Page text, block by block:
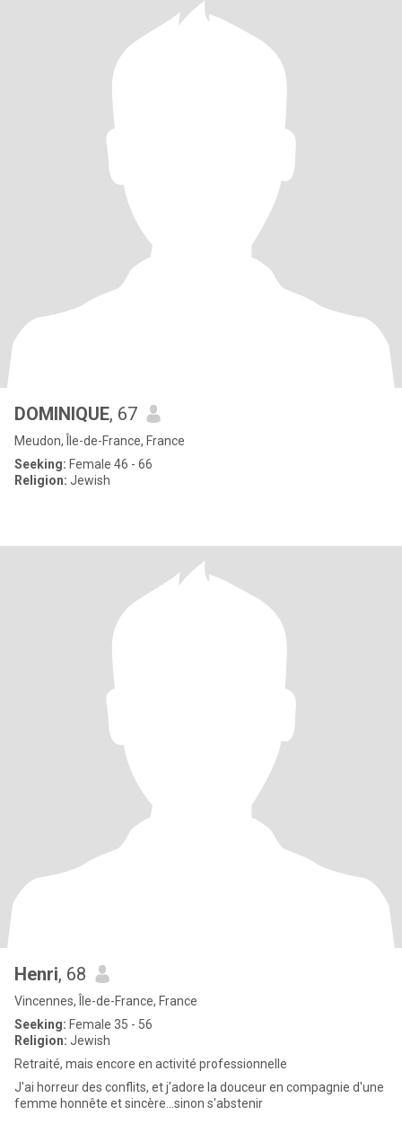
DOMINIQUE, 67
Meudon, Île-de-France, France
Seeking: Female 46 - 66
Religion: Jewish
Henri, 68
Vincennes, Île-de-France, France
Seeking: Female 35 - 56
Religion: Jewish
Retraité, mais encore en activité professionnelle
J'ai horreur des conflits, et j'adore la douceur en compagnie d'une
femme honnête et sincère...sinon s'abstenir